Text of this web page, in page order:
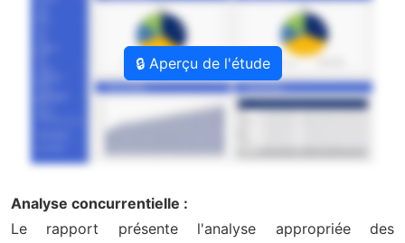
🔒 Aperçu de l'étude
Analyse concurrentielle :
Le rapport présente l'analyse appropriée des